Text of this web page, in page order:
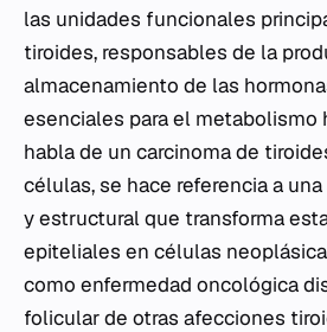
las unidades funcionales
tiroides, responsables de la
almacenamiento de las
esenciales para el metabolismo
habla de un carcinoma de
células, se hace referencia a
y estructural que transforma
epiteliales en células
como enfermedad oncológica
folicular de otras afecciones